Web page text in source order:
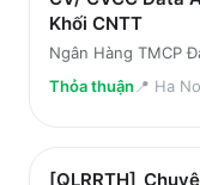
Khối CNTT
Ngân Hàng TMCP
Thỏa thuận 📍 Ha